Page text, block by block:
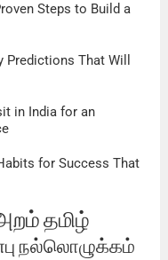
Steps to Build a
That Will
in India for an
for Success That
தமிழ்
நல்லொழுக்கம்